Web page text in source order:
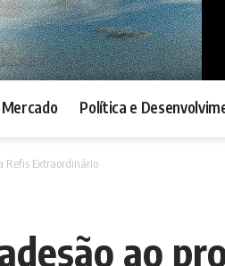
Política e
Refis Extraordinário
ao